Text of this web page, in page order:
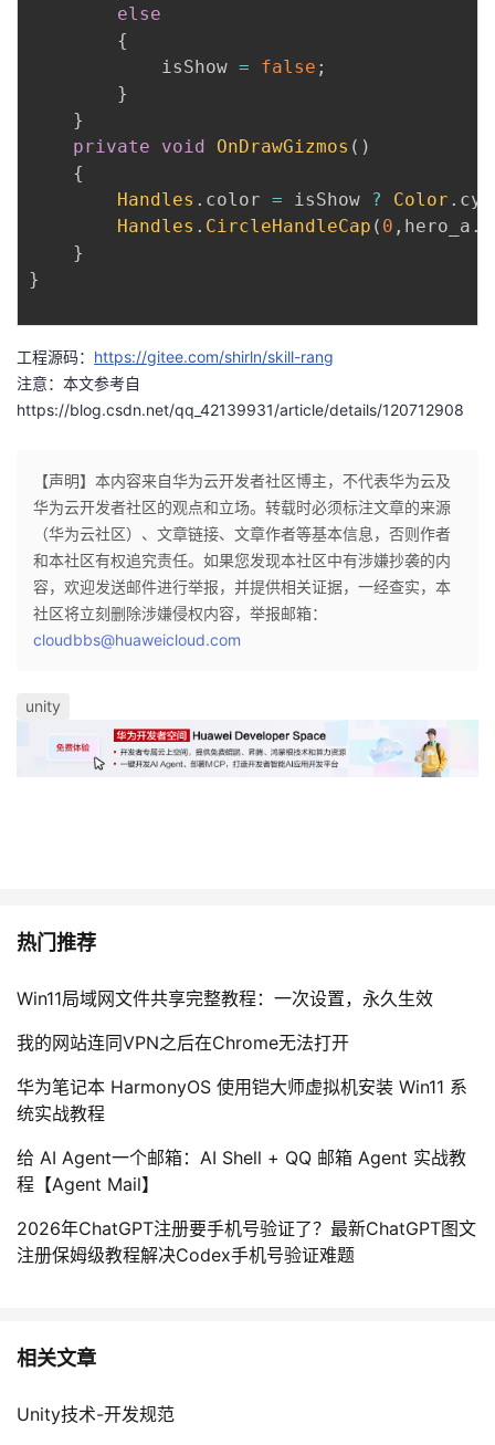
else
{
            isShow
= false ;
}
}
private
void OnDrawGizmos ( )
{
Handles . color = isShow ? Color .
Handles . CircleHandleCap ( 0 , hero_a .
}
}
工程源码： https://gitee.com/shirln/skill-rang
注意：本文参考自
https://blog.csdn.net/qq_42139931/article/details/120712908
【声明】本内容来自华为云开发者社区博主，不代表华为云及
华为云开发者社区的观点和立场。转载时必须标注文章的来源
（华为云社区）、文章链接、文章作者等基本信息，否则作者
和本社区有权追究责任。如果您发现本社区中有涉嫌抄袭的内
容，欢迎发送邮件进行举报，并提供相关证据，一经查实，本
社区将立刻删除涉嫌侵权内容，举报邮箱：
cloudbbs@huaweicloud.com
unity
热门推荐
Win11局域网文件共享完整教程：一次设置，永久生效
我的网站连同VPN之后在Chrome无法打开
华为笔记本 HarmonyOS 使用铠大师虚拟机安装 Win11 系
统实战教程
给 AI Agent一个邮箱：AI Shell + QQ 邮箱 Agent 实战教
程【Agent Mail】
2026年ChatGPT注册要手机号验证了？最新ChatGPT图文
注册保姆级教程解决Codex手机号验证难题
相关文章
Unity技术-开发规范